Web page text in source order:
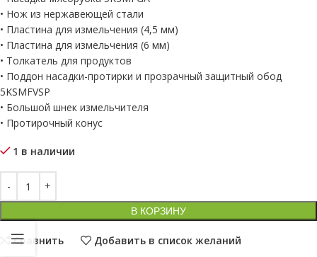
• Нож из нержавеющей стали
• Пластина для измельчения (4,5 мм)
• Пластина для измельчения (6 мм)
• Толкатель для продуктов
• Поддон насадки-протирки и прозрачный защитный обод
5KSMFVSP
• Большой шнек измельчителя
• Протирочный конус
1 в наличии
В КОРЗИНУ
Сравнить Добавить в список желаний